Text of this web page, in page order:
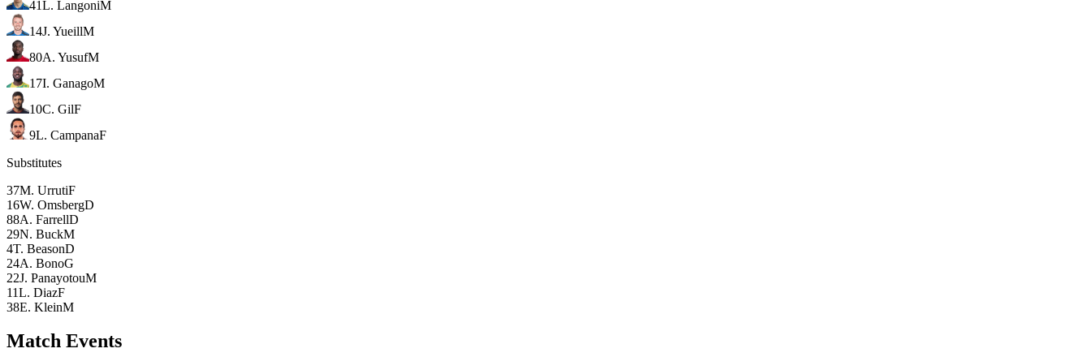
41L. LangoniM
14J. YueillM
80A. YusufM
17I. GanagoM
10C. GilF
9L. CampanaF
Substitutes
37M. UrrutiF
16W. OmsbergD
88A. FarrellD
29N. BuckM
4T. BeasonD
24A. BonoG
22J. PanayotouM
11L. DiazF
38E. KleinM
Match Events